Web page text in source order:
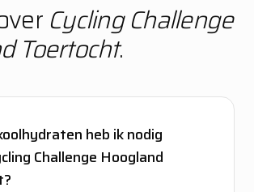
Cycling Challenge
Toertocht.
heb ik nodig
Challenge Hoogland